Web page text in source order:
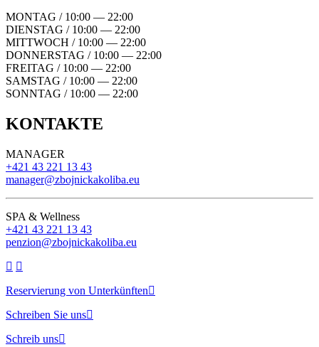
MONTAG / 10:00 — 22:00
DIENSTAG / 10:00 — 22:00
MITTWOCH / 10:00 — 22:00
DONNERSTAG / 10:00 — 22:00
FREITAG / 10:00 — 22:00
SAMSTAG / 10:00 — 22:00
SONNTAG / 10:00 — 22:00
KONTAKTE
MANAGER
+421 43 221 13 43
manager@zbojnickakoliba.eu
SPA & Wellness
+421 43 221 13 43
penzion@zbojnickakoliba.eu
Reservierung von Unterkünften
Schreiben Sie uns
Schreib uns